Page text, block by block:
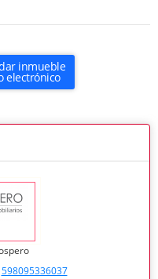
inmueble
electrónico
598095336037